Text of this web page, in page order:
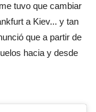
tuvo que cambiar
a Kiev... y tan
que a partir de
hacia y desde